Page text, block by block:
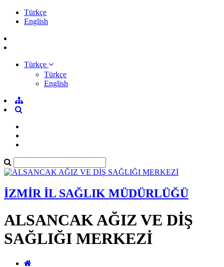
Türkçe
English
Türkçe
Türkçe
English
İZMİR İL SAĞLIK MÜDÜRLÜĞÜ
ALSANCAK AĞIZ VE DİŞ
SAĞLIĞI MERKEZİ